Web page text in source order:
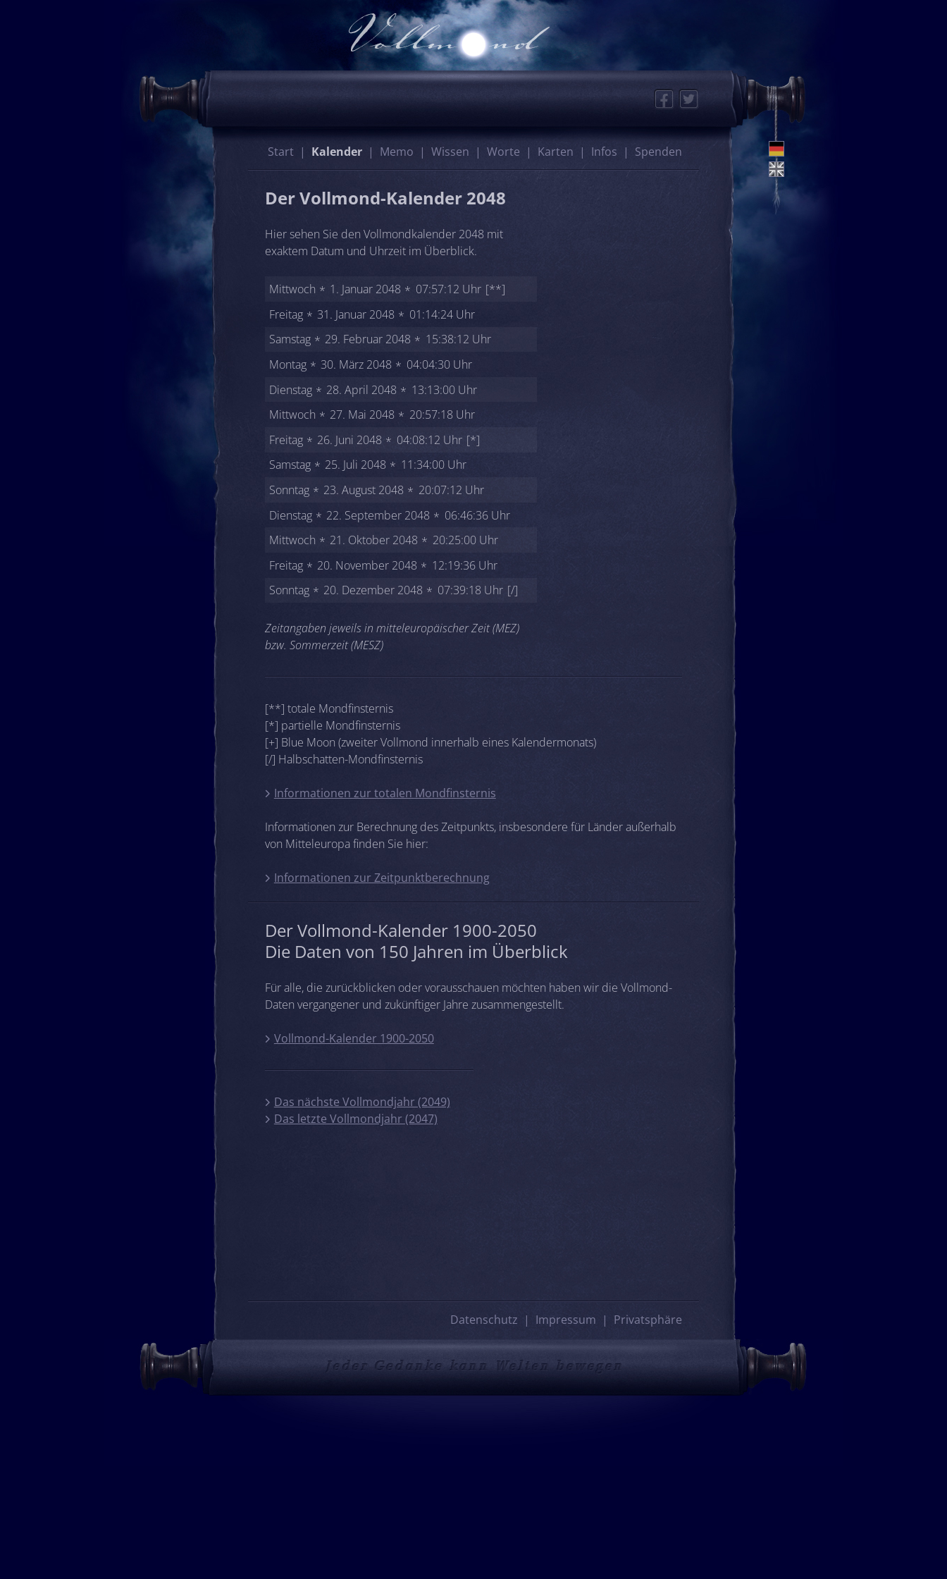
Facebook
Twitter
Start Kalender Memo Wissen Worte Karten Infos Spenden
Der Vollmond-Kalender 2048
Hier sehen Sie den Vollmondkalender 2048 mit
exaktem Datum und Uhrzeit im Überblick.
Mittwoch 1. Januar 2048 07:57:12 Uhr [**]
Freitag
31. Januar 2048
01:14:24 Uhr
Samstag
29. Februar 2048
15:38:12 Uhr
Montag
30. März 2048
04:04:30 Uhr
Dienstag
28. April 2048
13:13:00 Uhr
Mittwoch
27. Mai 2048
20:57:18 Uhr
Freitag
26. Juni 2048 04:08:12 Uhr [*]
Samstag
25. Juli 2048
11:34:00 Uhr
Sonntag
23. August 2048
20:07:12 Uhr
Dienstag
22. September 2048
06:46:36 Uhr
Mittwoch
21. Oktober 2048
20:25:00 Uhr
Freitag
20. November 2048
12:19:36 Uhr
Sonntag
20. Dezember 2048 07:39:18 Uhr [/]
Zeitangaben jeweils in mitteleuropäischer Zeit (MEZ)
bzw. Sommerzeit (MESZ)
[**] totale Mondfinsternis
[*] partielle Mondfinsternis
[+] Blue Moon (zweiter Vollmond innerhalb eines Kalendermonats)
[/] Halbschatten-Mondfinsternis
Informationen zur totalen Mondfinsternis
Informationen zur Berechnung des Zeitpunkts, insbesondere für Länder außerhalb
von Mitteleuropa finden Sie hier:
Informationen zur Zeitpunktberechnung
Der Vollmond-Kalender 1900-2050
Die Daten von 150 Jahren im Überblick
Für alle, die zurückblicken oder vorausschauen möchten haben wir die Vollmond-
Daten vergangener und zukünftiger Jahre zusammengestellt.
Vollmond-Kalender 1900-2050
Das nächste Vollmondjahr (2049)
Das letzte Vollmondjahr (2047)
Datenschutz Impressum Privatsphäre